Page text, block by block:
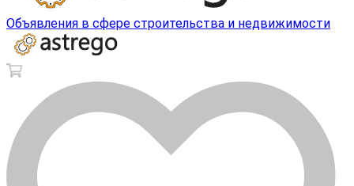
Объявления в сфере строительства и недвижимости